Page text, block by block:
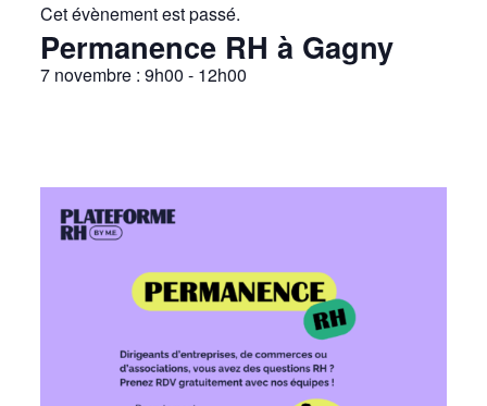
Cet évènement est passé.
Permanence RH à Gagny
7 novembre : 9h00 - 12h00